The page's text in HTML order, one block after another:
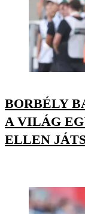
BORBÉLY
A VILÁG
ELLEN